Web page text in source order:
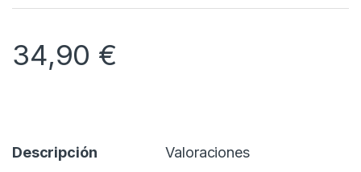
34,90 €
Descripción Valoraciones